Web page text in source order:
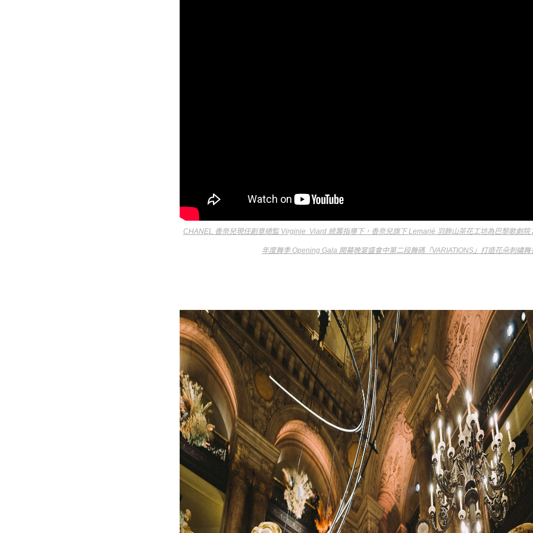
CHANEL 香奈兒現任創意總監 Virginie Viard 統籌指導下， 香奈兒旗下 Lemarié 羽飾山茶花工坊為巴黎歌劇院
年度舞季 Opening Gala 開幕晚宴盛會中第二段舞碼「VARIATIONS」 打造花朵刺繡舞